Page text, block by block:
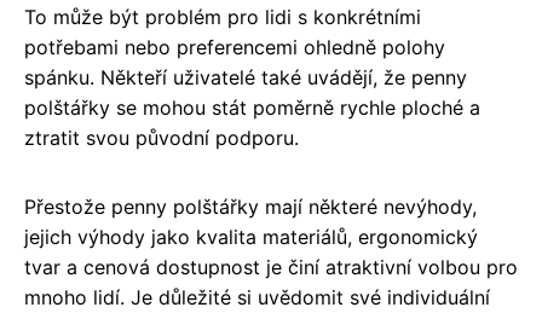
To může být problém pro lidi s konkrétními
potřebami nebo preferencemi ohledně polohy
spánku. Někteří uživatelé také uvádějí, že penny
polštářky se mohou stát poměrně rychle ploché a
ztratit svou původní podporu.
Přestože penny polštářky mají některé nevýhody,
jejich výhody jako kvalita materiálů, ergonomický
tvar a cenová dostupnost je činí atraktivní volbou pro
mnoho lidí. Je důležité si uvědomit své individuální